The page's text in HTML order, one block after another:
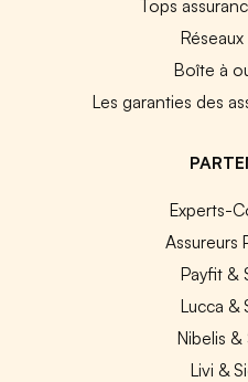
Tops
Boîte à
Les garanties des
Experts-
Assureurs
Payfit &
Lucca &
Nibelis &
Livi &